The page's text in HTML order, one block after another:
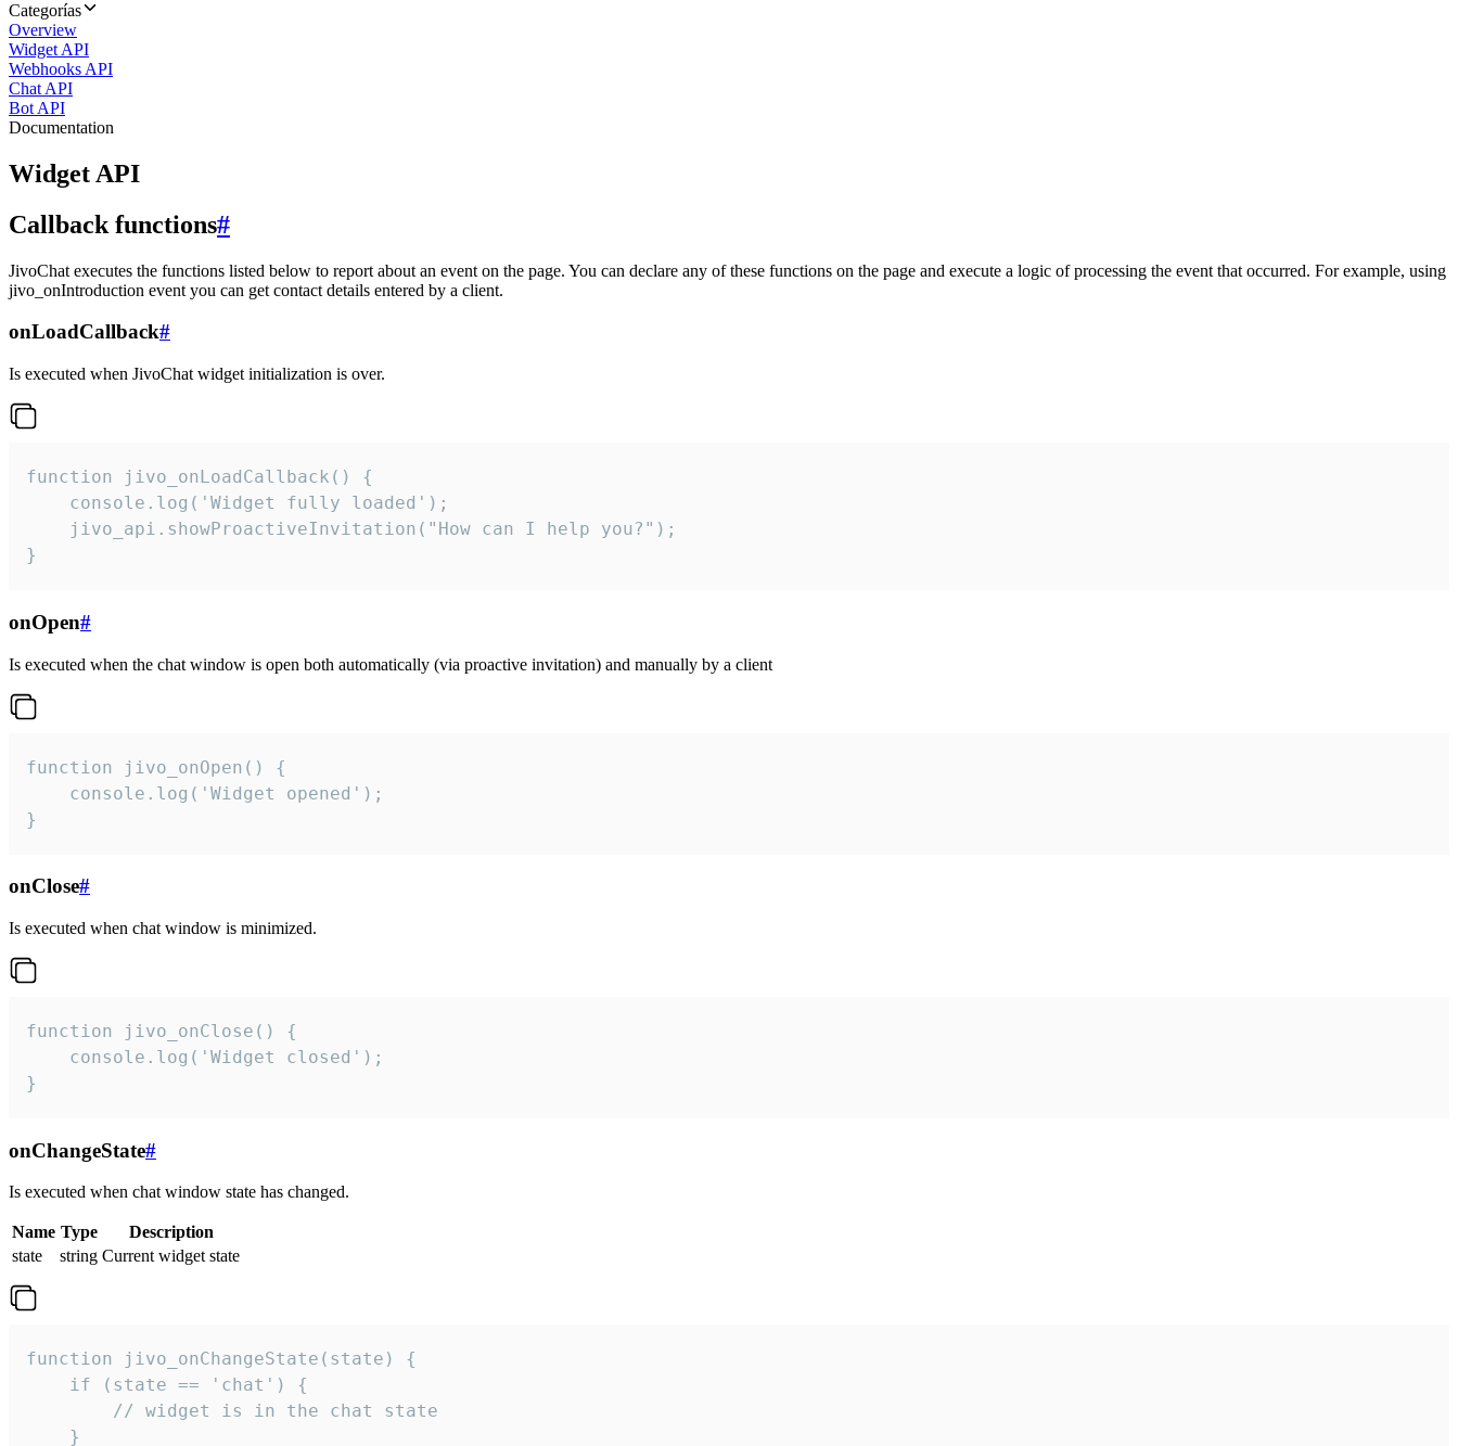
Categorías
Overview
Widget API
Webhooks API
Chat API
Bot API
Documentation
Widget API
Callback functions#
JivoChat executes the functions listed below to report about an event on the page. You can declare any of these functions on the page and execute a logic of processing the event that occurred. For example, using
jivo_onIntroduction event you can get contact details entered by a client.
onLoadCallback#
Is executed when JivoChat widget initialization is over.
function jivo_onLoadCallback() {
    console.log('Widget fully loaded');
    jivo_api.showProactiveInvitation("How can I help you?");
}
onOpen#
Is executed when the chat window is open both automatically (via proactive invitation) and manually by a client
function jivo_onOpen() {
    console.log('Widget opened');
}
onClose#
Is executed when chat window is minimized.
function jivo_onClose() {
    console.log('Widget closed');
}
onChangeState#
Is executed when chat window state has changed.
Name Type
Description
state
string Current widget state
function jivo_onChangeState(state) {
    if (state == 'chat') {
        // widget is in the chat state
    }